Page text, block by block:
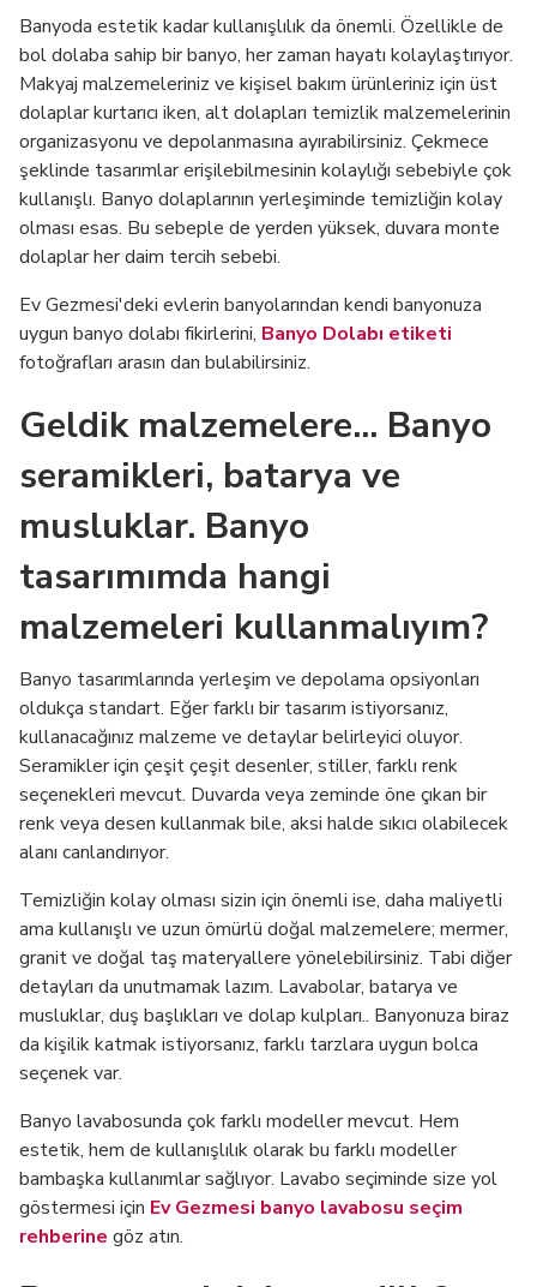
Banyoda estetik kadar kullanışlılık da önemli. Özellikle de
bol dolaba sahip bir banyo, her zaman hayatı kolaylaştırıyor.
Makyaj malzemeleriniz ve kişisel bakım ürünleriniz için üst
dolaplar kurtarıcı iken, alt dolapları temizlik malzemelerinin
organizasyonu ve depolanmasına ayırabilirsiniz. Çekmece
şeklinde tasarımlar erişilebilmesinin kolaylığı sebebiyle çok
kullanışlı. Banyo dolaplarının yerleşiminde temizliğin kolay
olması esas. Bu sebeple de yerden yüksek, duvara monte
dolaplar her daim tercih sebebi.
Ev Gezmesi'deki evlerin banyolarından kendi banyonuza
uygun banyo dolabı fikirlerini, Banyo Dolabı etiketi
fotoğrafları arasın dan bulabilirsiniz.
Geldik malzemelere... Banyo
seramikleri, batarya ve
musluklar. Banyo
tasarımımda hangi
malzemeleri kullanmalıyım?
Banyo tasarımlarında yerleşim ve depolama opsiyonları
oldukça standart. Eğer farklı bir tasarım istiyorsanız,
kullanacağınız malzeme ve detaylar belirleyici oluyor.
Seramikler için çeşit çeşit desenler, stiller, farklı renk
seçenekleri mevcut. Duvarda veya zeminde öne çıkan bir
renk veya desen kullanmak bile, aksi halde sıkıcı olabilecek
alanı canlandırıyor.
Temizliğin kolay olması sizin için önemli ise, daha maliyetli
ama kullanışlı ve uzun ömürlü doğal malzemelere; mermer,
granit ve doğal taş materyallere yönelebilirsiniz. Tabi diğer
detayları da unutmamak lazım. Lavabolar, batarya ve
musluklar, duş başlıkları ve dolap kulpları.. Banyonuza biraz
da kişilik katmak istiyorsanız, farklı tarzlara uygun bolca
seçenek var.
Banyo lavabosunda çok farklı modeller mevcut. Hem
estetik, hem de kullanışlılık olarak bu farklı modeller
bambaşka kullanımlar sağlıyor. Lavabo seçiminde size yol
göstermesi için Ev Gezmesi banyo lavabosu seçim
rehberine göz atın.